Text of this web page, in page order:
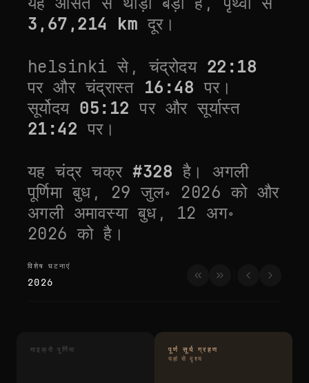
3,67,214 km दूर।
helsinki से, चंद्रोदय 22:18
पर और चंद्रास्त 16:48 पर।
सूर्योदय 05:12 पर और सूर्यास्त
21:42 पर।
यह चंद्र चक्र#328 है। अगली
पूर्णिमाबुध, 29 जुल॰ 2026 को और
अगली अमावस्याबुध, 12 अग॰
2026 को है।
विशेष घटनाएं
विशेष घटनाएं
2026
माइक्रो पूर्णिमा पूर्ण सूर्य ग्रहण
यहां से दृश्य